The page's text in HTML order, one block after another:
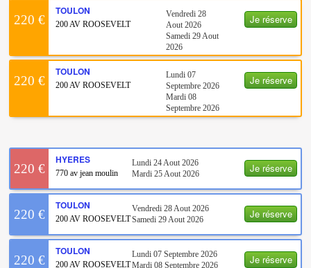
Je réserve
220 €
TOULON
200 AV ROOSEVELT
Vendredi 28
Aout 2026
Samedi 29 Aout
2026
Je réserve
220 €
TOULON
200 AV ROOSEVELT
Lundi 07
Septembre 2026
Mardi 08
Septembre 2026
Je réserve
220 €
HYERES
770 av jean moulin
Lundi 24 Aout 2026
Mardi 25 Aout 2026
Je réserve
220 €
TOULON
200 AV ROOSEVELT
Vendredi 28 Aout 2026
Samedi 29 Aout 2026
Je réserve
220 €
TOULON
200 AV ROOSEVELT
Lundi 07 Septembre 2026
Mardi 08 Septembre 2026